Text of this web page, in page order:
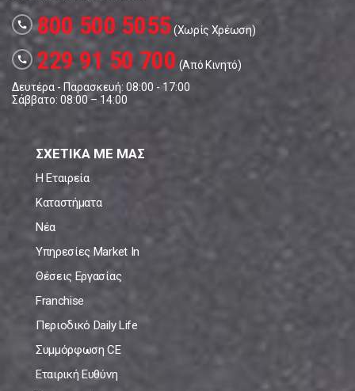
call 800 500 5055(Χωρίς Χρέωση)
call 229 91 50 700 (Από Κινητό)
Δευτέρα - Παρασκευή: 08:00 - 17:00
Σάββατο: 08:00 – 14:00
ΣΧΕΤΙΚΑ ΜΕ ΜΑΣ
Η Εταιρεία
Καταστήματα
Νέα
Υπηρεσίες Market In
Θέσεις Εργασίας
Franchise
Περιοδικό Daily Life
Συμμόρφωση CE
Εταιρική Ευθύνη